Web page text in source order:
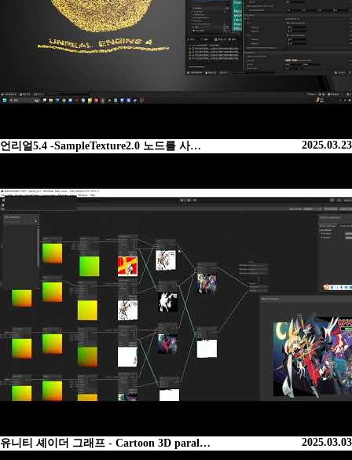
2025.03.23
언리얼5.4 -SampleTexture2.0 노드를 사…
2025.03.03
유니티 셰이더 그래프 - Cartoon 3D paral…